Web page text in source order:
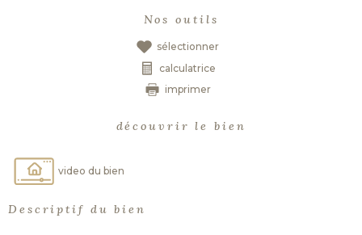
Nos outils
sélectionner
calculatrice
imprimer
découvrir le bien
video du bien
Descriptif du bien